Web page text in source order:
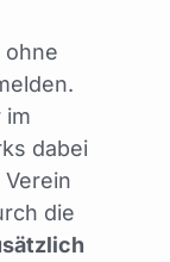
ohne
im
dabei
die